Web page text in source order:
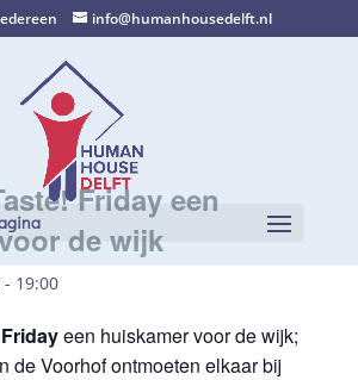
info@humanhousedelft.nl
Friday een
de wijk
- 19:00
een huiskamer voor de wijk;
de Voorhof ontmoeten elkaar bij